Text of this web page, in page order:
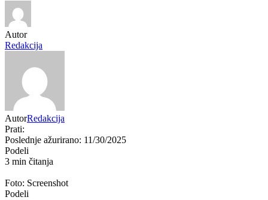
Autor
Redakcija
AutorRedakcija
Prati:
Poslednje ažurirano: 11/30/2025
Podeli
3 min čitanja
Foto: Screenshot
Podeli